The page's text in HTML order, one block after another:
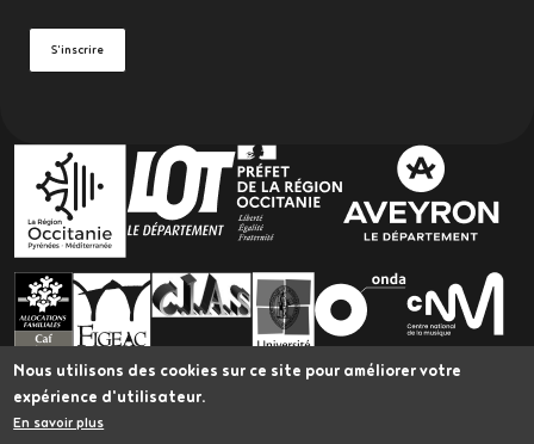
Nous utilisons des cookies sur ce site pour améliorer votre
expérience d'utilisateur.
En savoir plus
S'inscrire
PARTENAIRES